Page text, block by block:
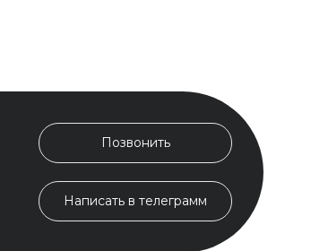
Позвонить
Написать в телеграмм